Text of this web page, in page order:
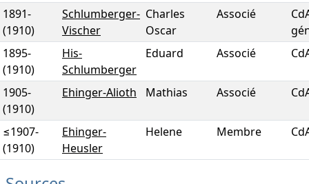
1891-
(1910)
Schlumberger-
Vischer
Charles
Oscar
Associé
1895-
(1910)
His-
Schlumberger
Eduard Associé
1905-
(1910)
Ehinger-Alioth Mathias Associé
≤1907-
(1910)
Ehinger-
Heusler
Helene Membre